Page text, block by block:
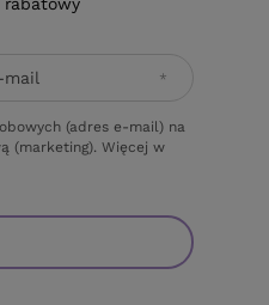
mail
(adres e-mail) na
(marketing). Więcej w